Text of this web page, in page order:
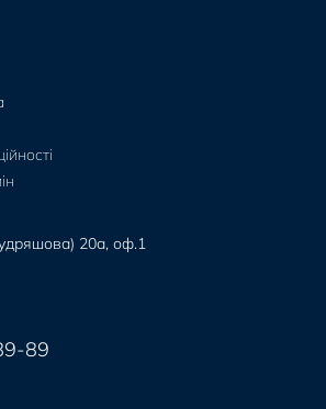
20а, оф.1
89